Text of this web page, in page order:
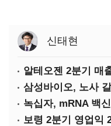
신태현
알테오젠 2분기 매
삼성바이오, 노사
녹십자, mRNA 백
보령 2분기 영업익